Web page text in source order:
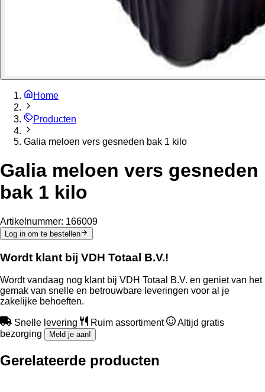
Home
Producten
Galia meloen vers gesneden bak 1 kilo
Galia meloen vers gesneden
bak 1 kilo
Artikelnummer: 166009
Log in om te bestellen
Wordt klant bij VDH Totaal B.V.!
Wordt vandaag nog klant bij VDH Totaal B.V. en geniet van het
gemak van snelle en betrouwbare leveringen voor al je
zakelijke behoeften.
Snelle levering Ruim assortiment
Altijd gratis
bezorging
Meld je aan!
Gerelateerde producten